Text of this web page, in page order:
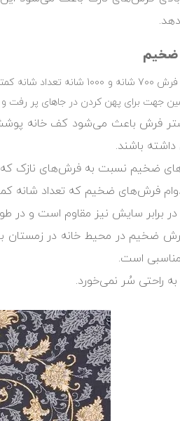
ضخیم
فرش‌های ضخیم مانند فرش
جهت برای پهن کردن در جاهای پر رفت
فرش باعث می‌شود کف خانه پوشش
باشند.‏
ضخیم نسبت به فرش‌های نازک که
فرش‌های ضخیم که تعداد شانه
برابر سایش نیز مقاوم است و در
ضخیم در محیط خانه در زمستان
است.‏
راحتی سُر نمی‌خورد.‏